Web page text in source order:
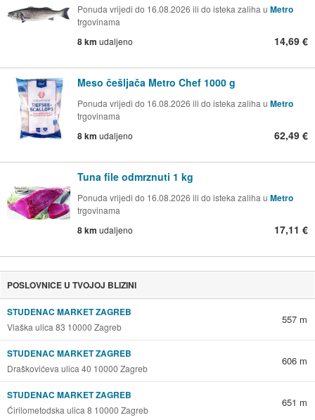
Ponuda vrijedi do 16.08.2026 ili do isteka zaliha u Metro
trgovinama
8 km udaljeno 14,69 €
Meso češljača Metro Chef 1000 g
Ponuda vrijedi do 16.08.2026 ili do isteka zaliha u Metro
trgovinama
8 km udaljeno 62,49 €
Tuna file odmrznuti 1 kg
Ponuda vrijedi do 16.08.2026 ili do isteka zaliha u Metro
trgovinama
8 km udaljeno 17,11 €
POSLOVNICE U TVOJOJ BLIZINI
STUDENAC MARKET ZAGREB
Vlaška ulica 83 10000 Zagreb
557 m
STUDENAC MARKET ZAGREB
Draškovićeva ulica 40 10000 Zagreb
606 m
STUDENAC MARKET ZAGREB
Ćirilometodska ulica 8 10000 Zagreb
651 m